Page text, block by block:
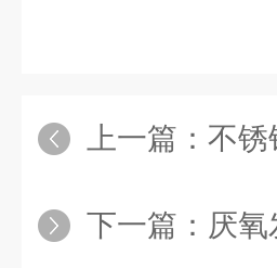
上一篇： 不锈
下一篇： 厌